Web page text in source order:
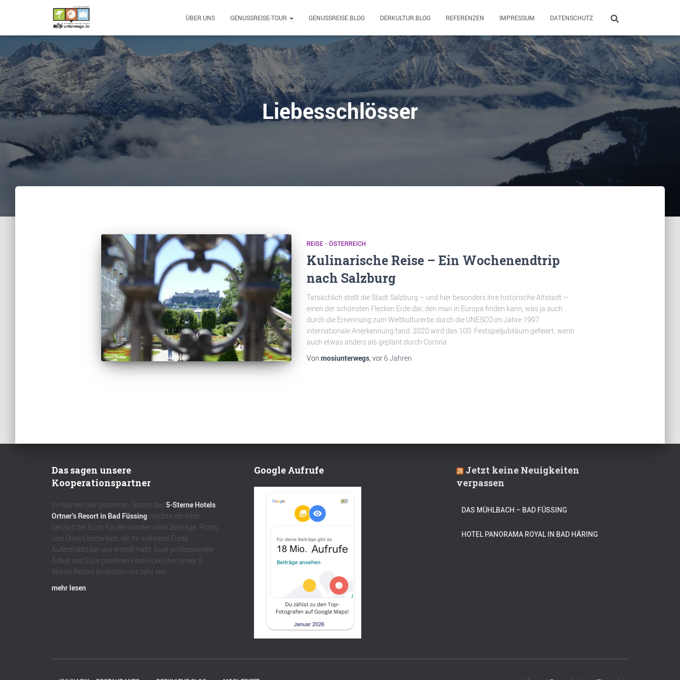
ÜBER UNS GENUSSREISE-TOUR GENUSSREISE.BLOG DERKULTUR.BLOG REFERENZEN IMPRESSUM DATENSCHUTZ
Liebesschlösser
REISE - ÖSTERREICH
Kulinarische Reise – Ein Wochenendtrip
nach Salzburg
Tatsächlich stellt die Stadt Salzburg – und hier besonders ihre historische Altstadt –
einen der schönsten Flecken Erde dar, den man in Europa finden kann, was ja auch
durch die Ernennung zum Weltkulturerbe durch die UNESCO im Jahre 1997
internationale Anerkennung fand. 2020 wird das 100. Festspieljubiläum gefeiert, wenn
auch etwas anders als geplant durch Corona.
Von mosiunterwegs, vor 6 Jahren
Das sagen unsere
Kooperationspartner
Im Namen des gesamten Teams des 5-Sterne Hotels
Ortner’s Resort in Bad Füssing möchte ich mich
herzlich bei Euch für die wundervollen Beiträge, Posts
und Storys bedanken, die ihr während Eures
Aufenthalts bei uns erstellt habt. Eure professionelle
Arbeit und Eure positiven Eindrücke über unser 5
Sterne-Resort bedeuten uns sehr viel.
mehr lesen
Google Aufrufe
Jetzt keine Neuigkeiten
verpassen
DAS MÜHLBACH – BAD FÜSSING
HOTEL PANORAMA ROYAL IN BAD HÄRING